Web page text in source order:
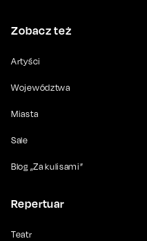
Zobacz też
Artyści
Województwa
Miasta
Sale
Blog „Za kulisami”
Repertuar
Teatr